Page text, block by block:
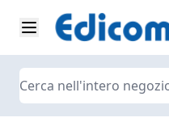
Salta al contenuto
Search